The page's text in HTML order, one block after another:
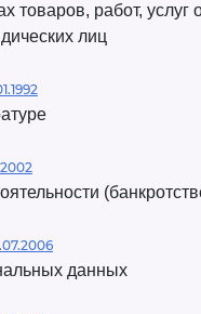
товаров, работ, услуг
лиц
данных